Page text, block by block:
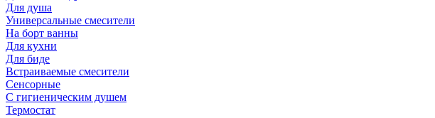
Для душа
Универсальные смесители
На борт ванны
Для кухни
Для биде
Встраиваемые смесители
Сенсорные
С гигиеническим душем
Термостат